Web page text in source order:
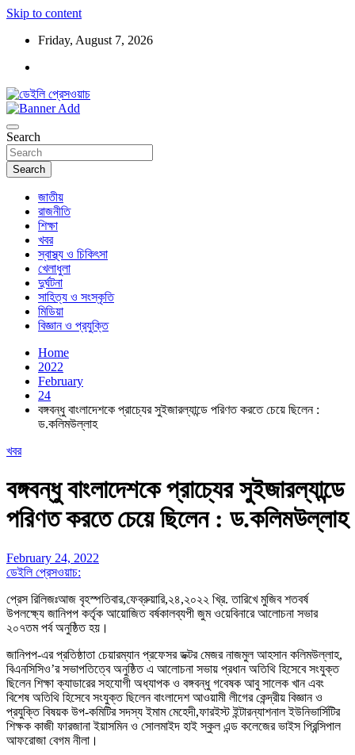
Skip to content
Friday, August 7, 2026
ডেইলি প্রেসওয়াচ
Search
Search
জাতীয়
রাজনীতি
শিক্ষা
খবর
স্বাস্থ্য ও চিকিৎসা
খেলাধুলা
দুর্ঘটনা
সাহিত্য ও সংস্কৃতি
মিডিয়া
বিজ্ঞান ও প্রযুক্তি
Home
2022
February
24
বঙ্গবন্ধু বাংলাদেশকে প্রাচ্যের সুইজারল্যান্ডে পরিণত করতে চেয়ে ছিলেন :
ড.কলিমউল্লাহ
খবর
বঙ্গবন্ধু বাংলাদেশকে প্রাচ্যের সুইজারল্যান্ডে
পরিণত করতে চেয়ে ছিলেন : ড.কলিমউল্লাহ
February 24, 2022
ডেইলি প্রেসওয়াচ:
প্রেস রিলিজঃআজ বৃহস্পতিবার,ফেব্রুয়ারি,২৪,২০২২ খ্রি. তারিখে মুজিব শতবর্ষ
উপলক্ষ্যে জানিপপ কর্তৃক আয়োজিত বর্ষকালব্যপী জুম ওয়েবিনারে আলোচনা সভার
২০৭তম পর্ব অনুষ্ঠিত হয়।
জানিপপ-এর প্রতিষ্ঠাতা চেয়ারম্যান প্রফেসর ডক্টর মেজর নাজমুল আহসান কলিমউল্লাহ,
বিএনসিসিও’র সভাপতিত্বে অনুষ্ঠিত এ আলোচনা সভায় প্রধান অতিথি হিসেবে সংযুক্ত
ছিলেন শিক্ষা ক্যাডারের সহযোগী অধ্যাপক ও বঙ্গবন্ধু গবেষক আবু সালেক খান এবং
বিশেষ অতিথি হিসেবে সংযুক্ত ছিলেন বাংলাদেশ আওয়ামী লীগের কেন্দ্রীয় বিজ্ঞান ও
প্রযুক্তি বিষয়ক উপ-কমিটির সদস্য ইমাম মেহেদী,ফারইস্ট ইন্টারন্যাশনাল ইউনিভার্সিটির
শিক্ষক কাজী ফারজানা ইয়াসমিন ও সোলমাইদ হাই স্কুল এন্ড কলেজের ভাইস প্রিন্সিপাল
আফরোজা বেগম নীলা।